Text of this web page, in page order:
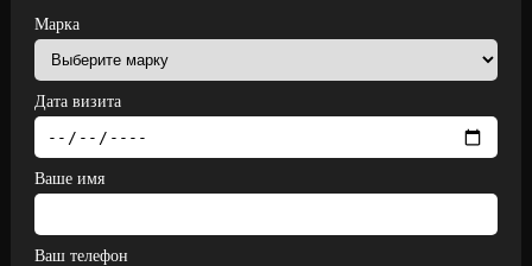
Марка
Дата визита
Ваше имя
Ваш телефон